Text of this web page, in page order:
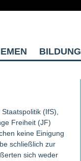
BILDUNG
(IfS),
Freiheit (JF)
keine Einigung
schließlich zur
sich weder